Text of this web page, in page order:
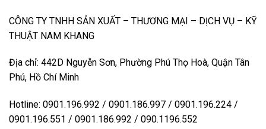
CÔNG TY TNHH SẢN XUẤT – THƯƠNG MẠI – DỊCH VỤ – KỸ
THUẬT NAM KHANG
Địa chỉ: 442D Nguyễn Sơn, Phường Phú Thọ Hoà, Quận Tân
Phú, Hồ Chí Minh
Hotline: 0901.196.992 / 0901.186.997 / 0901.196.224 /
0901.196.551 / 0901.186.992 / 090.1196.552